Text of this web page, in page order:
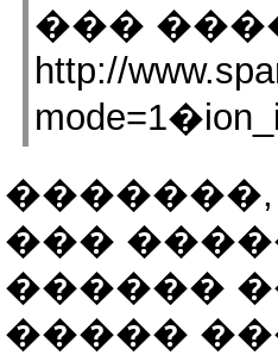
���
http://
���
������
�����